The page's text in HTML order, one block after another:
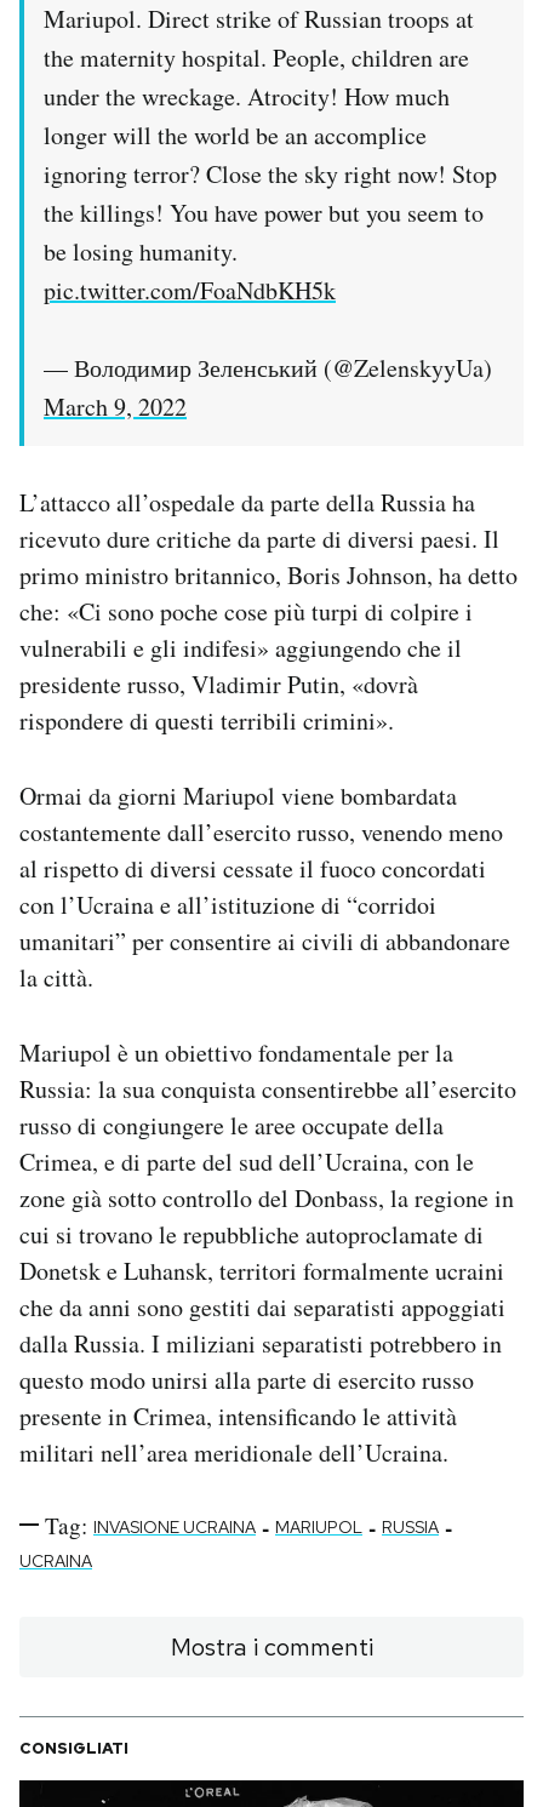
Mariupol. Direct strike of Russian troops at
the maternity hospital. People, children are
under the wreckage. Atrocity! How much
longer will the world be an accomplice
ignoring terror? Close the sky right now! Stop
the killings! You have power but you seem to
be losing humanity.
pic.twitter.com/FoaNdbKH5k
— Володимир Зеленський (@ZelenskyyUa)
March 9, 2022
L’attacco all’ospedale da parte della Russia ha
ricevuto dure critiche da parte di diversi paesi. Il
primo ministro britannico, Boris Johnson, ha detto
che: «Ci sono poche cose più turpi di colpire i
vulnerabili e gli indifesi» aggiungendo che il
presidente russo, Vladimir Putin, «dovrà
rispondere di questi terribili crimini».
Ormai da giorni Mariupol viene bombardata
costantemente dall’esercito russo, venendo meno
al rispetto di diversi cessate il fuoco concordati
con l’Ucraina e all’istituzione di “corridoi
umanitari” per consentire ai civili di abbandonare
la città.
Mariupol è un obiettivo fondamentale per la
Russia: la sua conquista consentirebbe all’esercito
russo di congiungere le aree occupate della
Crimea, e di parte del sud dell’Ucraina, con le
zone già sotto controllo del Donbass, la regione in
cui si trovano le repubbliche autoproclamate di
Donetsk e Luhansk, territori formalmente ucraini
che da anni sono gestiti dai separatisti appoggiati
dalla Russia. I miliziani separatisti potrebbero in
questo modo unirsi alla parte di esercito russo
presente in Crimea, intensificando le attività
militari nell’area meridionale dell’Ucraina.
Tag: INVASIONE UCRAINA - MARIUPOL - RUSSIA -
UCRAINA
Mostra i commenti
CONSIGLIATI